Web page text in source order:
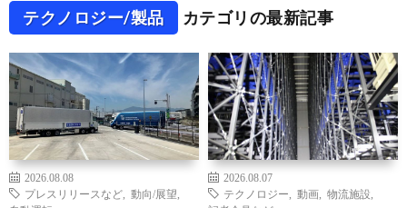
テクノロジー/製品 カテゴリの最新記事
2026.08.08
プレスリリースなど
動向/展望
2026.08.07
テクノロジー
動画 物流施設